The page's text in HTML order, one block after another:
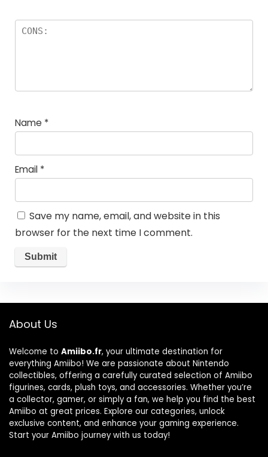
Name *
Email *
Save my name, email, and website in this
browser for the next time I comment.
About Us
Welcome to Amiibo.fr, your ultimate destination for
everything Amiibo! We are passionate about Nintendo
collectibles, offering a carefully curated selection of Amiibo
figurines, cards, plush toys, and accessories. Whether you’re
a collector, gamer, or simply a fan, we help you find the best
Amiibo at great prices. Explore our categories, unlock
exclusive content, and enhance your gaming experience.
Start your Amiibo journey with us today!